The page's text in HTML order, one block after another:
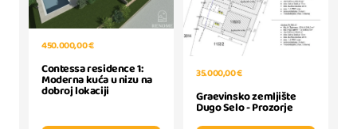
450.000,00 €
Contessa residence 1:
Moderna kuća u nizu na
dobroj lokaciji
35.000,00 €
Graevinsko zemljište
Dugo Selo - Prozorje